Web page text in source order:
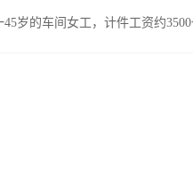
45岁的车间女工，计件工资约